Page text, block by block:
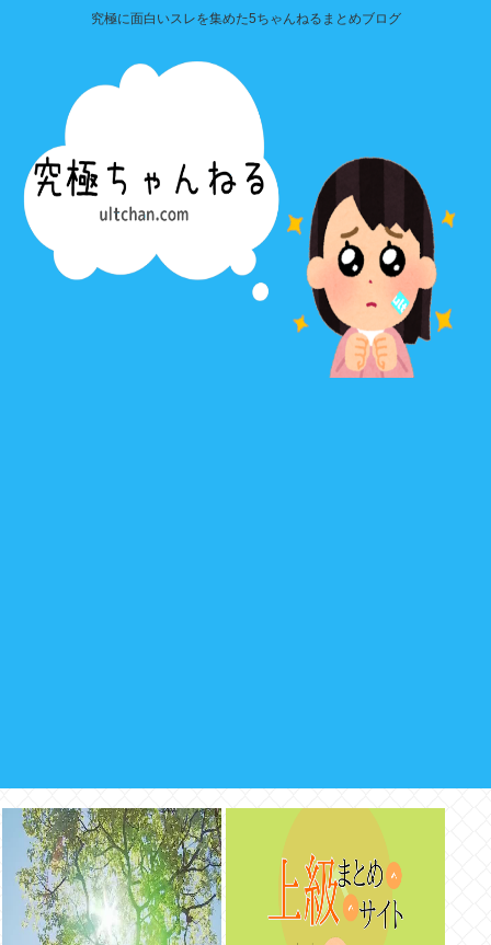
究極に面白いスレを集めた5ちゃんねるまとめブログ